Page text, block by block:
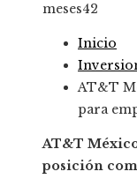
meses42
Inicio
AT&T
para
AT&T
posición